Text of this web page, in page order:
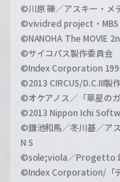
©川原 礫／アスキー・メ
©vividred project・MBS
©NANOHA The MOVIE
©サイコパス製作委員会
©Index Corporation
©2013 CIRCUS/D.C.III製
©オケアノス／「翠星の
©2013 Nippon Ichi
©鎌池和馬／冬川基／ア
N S
©sole;viola／Progetto
©Index Corporation/「デ